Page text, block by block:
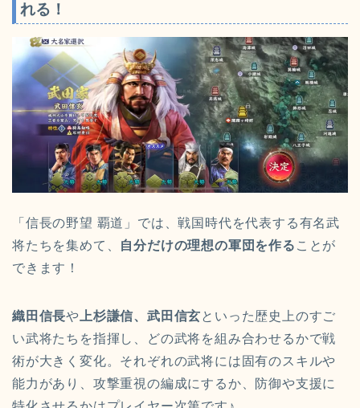
れる！
「信長の野望 覇道」では、戦国時代を代表する有名武
将たちを集めて、 自分だけの理想の軍団を作る ことが
できます！
織田信長や 上杉謙信、武田信玄といった歴史上のすご
い武将たちを指揮し、どの武将を組み合わせるかで戦
術が大きく変化。それぞれの武将には固有のスキルや
能力があり、攻撃重視の編成にするか、防御や支援に